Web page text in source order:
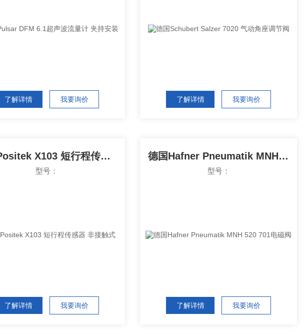
了解详情 我要询价 了解详情 我要询价
英国Positek X103 短行程传感器 非接触式
型号：
了解详情 我要询价
德国Hafner Pneumatik MNH 520 701电磁阀
型号：
了解详情 我要询价